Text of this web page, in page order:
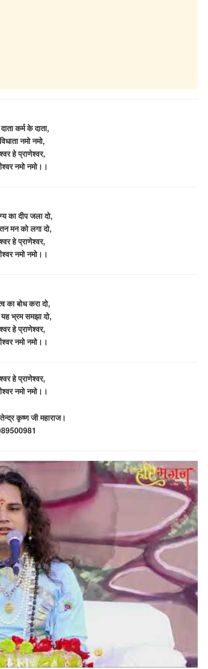
कर्म के दाता,
नमो नमो,
हे प्राणेश्वर,
नमो नमो।।
का दीप जला दो,
मन को लगा दो,
हे प्राणेश्वर,
नमो नमो।।
का बोध करा दो,
यह भ्रम समझा दो,
हे प्राणेश्वर,
नमो नमो।।
हे प्राणेश्वर,
नमो नमो।।
कृष्ण जी महाराज।